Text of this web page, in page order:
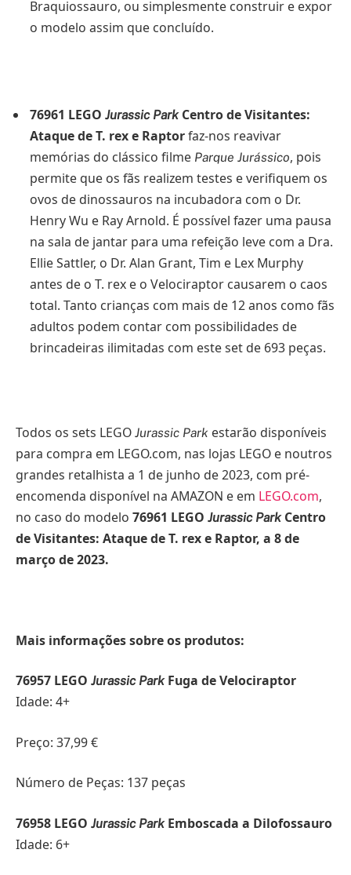
Braquiossauro, ou simplesmente construir e expor
o modelo assim que concluído.
76961 LEGO Jurassic ParkCentro de Visitantes:
Ataque de T. rex e Raptorfaz-nos reavivar
memórias do clássico filme Parque Jurássico, pois
permite que os fãs realizem testes e verifiquem os
ovos de dinossauros na incubadora com o Dr.
Henry Wu e Ray Arnold. É possível fazer uma pausa
na sala de jantar para uma refeição leve com a Dra.
Ellie Sattler, o Dr. Alan Grant, Tim e Lex Murphy
antes de o T. rex e o Velociraptor causarem o caos
total. Tanto crianças com mais de 12 anos como fãs
adultos podem contar com possibilidades de
brincadeiras ilimitadas com este set de 693 peças.
Todos os sets LEGO Jurassic Park estarão disponíveis
para compra em LEGO.com, nas lojas LEGO e noutros
grandes retalhista a 1 de junho de 2023, com pré-
encomenda disponível na AMAZON e em LEGO.com,
no caso do modelo 76961 LEGO Jurassic ParkCentro
de Visitantes: Ataque de T. rex e Raptor, a 8 de
março de 2023.
Mais informações sobre os produtos:
76957 LEGO Jurassic ParkFuga de Velociraptor
Idade: 4+
Preço: 37,99 €
Número de Peças: 137 peças
76958 LEGO Jurassic ParkEmboscada a Dilofossauro
Idade: 6+